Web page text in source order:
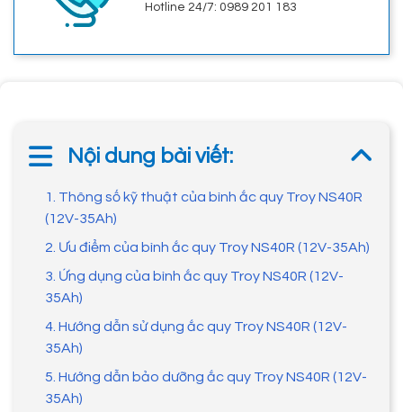
Hotline 24/7: 0989 201 183
Nội dung bài viết:
1. Thông số kỹ thuật của bình ắc quy Troy NS40R
(12V-35Ah)
2. Ưu điểm của bình ắc quy Troy NS40R (12V-35Ah)
3. Ứng dụng của bình ắc quy Troy NS40R (12V-
35Ah)
4. Hướng dẫn sử dụng ắc quy Troy NS40R (12V-
35Ah)
5. Hướng dẫn bảo dưỡng ắc quy Troy NS40R (12V-
35Ah)